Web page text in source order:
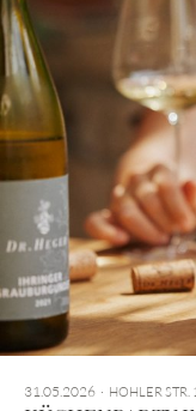
31.05.2026 HOHLER